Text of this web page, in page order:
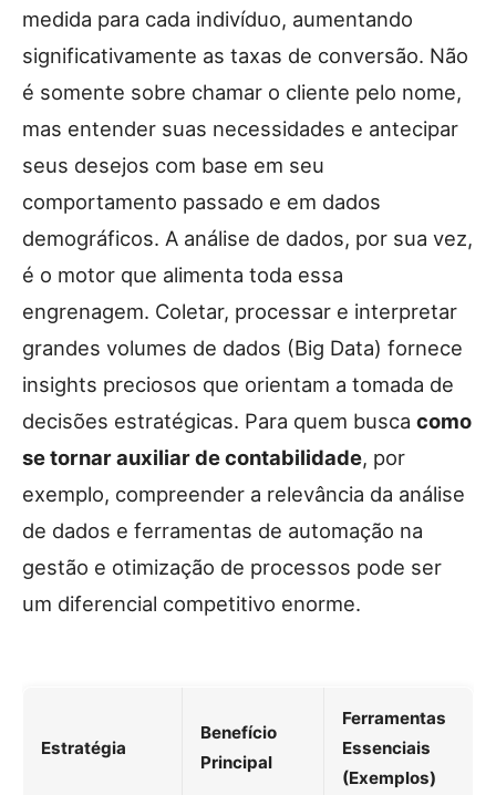
medida para cada indivíduo, aumentando
significativamente as taxas de conversão. Não
é somente sobre chamar o cliente pelo nome,
mas entender suas necessidades e antecipar
seus desejos com base em seu
comportamento passado e em dados
demográficos. A análise de dados, por sua vez,
é o motor que alimenta toda essa
engrenagem. Coletar, processar e interpretar
grandes volumes de dados (Big Data) fornece
insights preciosos que orientam a tomada de
decisões estratégicas. Para quem busca como
se tornar auxiliar de contabilidade, por
exemplo, compreender a relevância da análise
de dados e ferramentas de automação na
gestão e otimização de processos pode ser
um diferencial competitivo enorme.
Estratégia
Benefício
Principal
Ferramentas
Essenciais
(Exemplos)